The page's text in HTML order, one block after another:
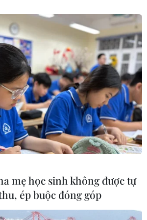
Triều Tiên
lửa đạn đạo tầm
thông báo Triều
chưa xác định
trong quan hệ
giải pháp
mẹ học sinh không được tự
ép buộc đóng góp